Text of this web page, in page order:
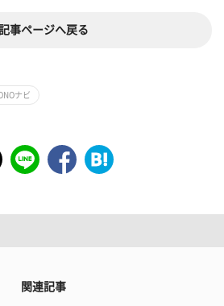
事ページへ戻る
ナビ
関連記事